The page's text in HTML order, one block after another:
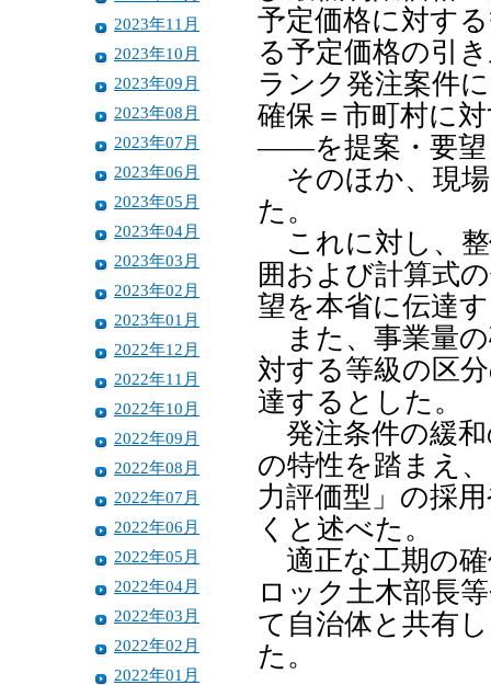
2023年11月
2023年10月
2023年09月
2023年08月
2023年07月
2023年06月
2023年05月
2023年04月
2023年03月
2023年02月
2023年01月
2022年12月
2022年11月
2022年10月
2022年09月
2022年08月
2022年07月
2022年06月
2022年05月
2022年04月
2022年03月
2022年02月
2022年01月
予定価格に対す
る予定価格の引
ランク発注案件
確保＝市町村に
――を提案・要望
そのほか、現
た。
これに対し、整
囲および計算式
望を本省に伝達
また、事業量の
対する等級の区
達するとした。
発注条件の緩和
の特性を踏まえ
力評価型」の採
くと述べた。
適正な工期の確
ロック土木部長
て自治体と共有
た。